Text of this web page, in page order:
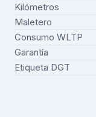
Kilómetros
Maletero
Consumo WLTP
Garantía
Etiqueta DGT